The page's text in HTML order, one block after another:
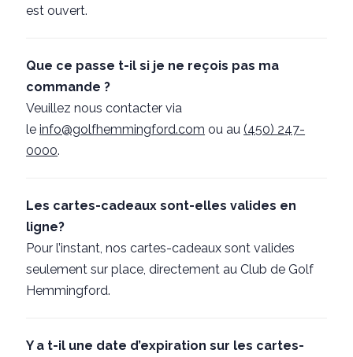
est ouvert.
Que ce passe t-il si je ne reçois pas ma
commande ?
Veuillez nous contacter via
leinfo@golfhemmingford.com ou au(450) 247-
0000.
Les cartes-cadeaux sont-elles valides en
ligne?
Pour l’instant, nos cartes-cadeaux sont valides
seulement sur place, directement au Club de Golf
Hemmingford.
Y a t-il une date d’expiration sur les cartes-